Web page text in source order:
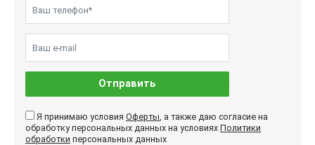
Отправить
Я принимаю условия Оферты, а также даю согласие на
обработку персональных данных на условиях Политики
обработки персональных данных